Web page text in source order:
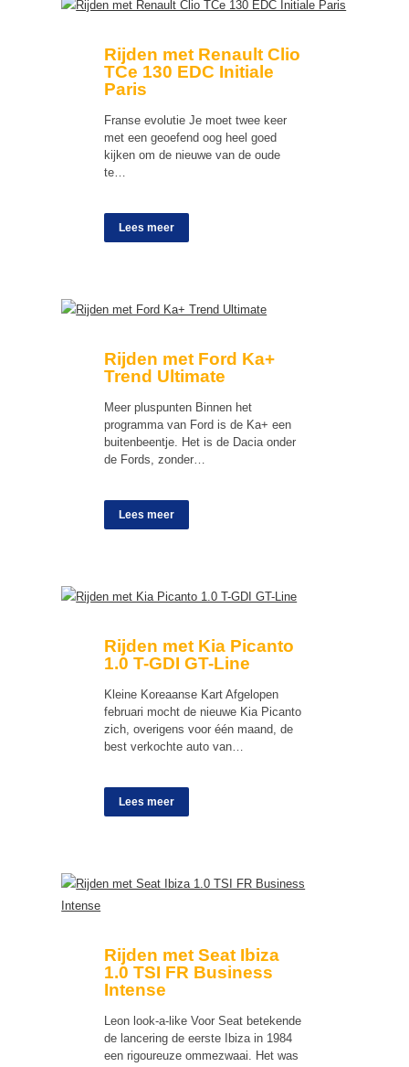
Rijden met Renault Clio
TCe 130 EDC Initiale
Paris
Franse evolutie Je moet twee keer
met een geoefend oog heel goed
kijken om de nieuwe van de oude
te…
Lees meer
Rijden met Ford Ka+
Trend Ultimate
Meer pluspunten Binnen het
programma van Ford is de Ka+ een
buitenbeentje. Het is de Dacia onder
de Fords, zonder…
Lees meer
Rijden met Kia Picanto
1.0 T-GDI GT-Line
Kleine Koreaanse Kart Afgelopen
februari mocht de nieuwe Kia Picanto
zich, overigens voor één maand, de
best verkochte auto van…
Lees meer
Rijden met Seat Ibiza
1.0 TSI FR Business
Intense
Leon look-a-like Voor Seat betekende
de lancering de eerste Ibiza in 1984
een rigoureuze ommezwaai. Het was